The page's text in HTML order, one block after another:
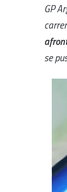
GP
se